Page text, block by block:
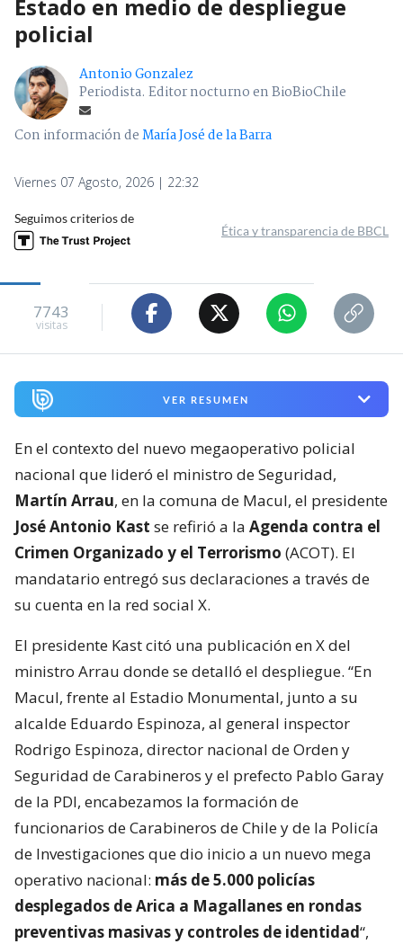
Estado en medio de despliegue
policial
Antonio Gonzalez
Periodista. Editor nocturno en BioBioChile
Con información deMaría José de la Barra
Viernes 07 Agosto, 2026 | 22:32
Seguimos criterios de
Ética y transparencia de BBCL
7743
visitas
VER RESUMEN
En el contexto del nuevo megaoperativo policial
nacional que lideró el ministro de Seguridad,
Martín Arrau, en la comuna de Macul, el presidente
José Antonio Kast se refirió a la Agenda contra el
Crimen Organizado y el Terrorismo (ACOT). El
mandatario entregó sus declaraciones a través de
su cuenta en la red social X.
El presidente Kast citó una publicación en X del
ministro Arrau donde se detalló el despliegue. “En
Macul, frente al Estadio Monumental, junto a su
alcalde Eduardo Espinoza, al general inspector
Rodrigo Espinoza, director nacional de Orden y
Seguridad de Carabineros y el prefecto Pablo Garay
de la PDI, encabezamos la formación de
funcionarios de Carabineros de Chile y de la Policía
de Investigaciones que dio inicio a un nuevo mega
operativo nacional: más de 5.000 policías
desplegados de Arica a Magallanes en rondas
preventivas masivas y controles de identidad“,